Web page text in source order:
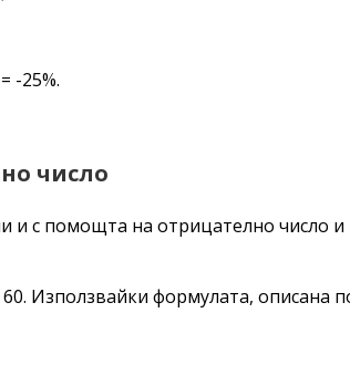
-25%.
число
и с помощта на отрицателно число
Използвайки формулата, описана